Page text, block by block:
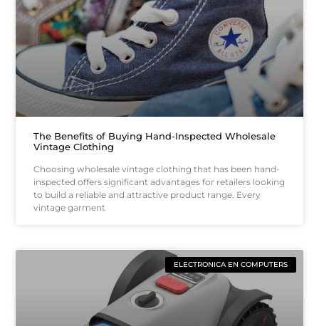
The Benefits of Buying Hand-Inspected Wholesale
Vintage Clothing
Choosing wholesale vintage clothing that has been hand-
inspected offers significant advantages for retailers looking
to build a reliable and attractive product range. Every
vintage garment
ELECTRONICA EN COMPUTERS